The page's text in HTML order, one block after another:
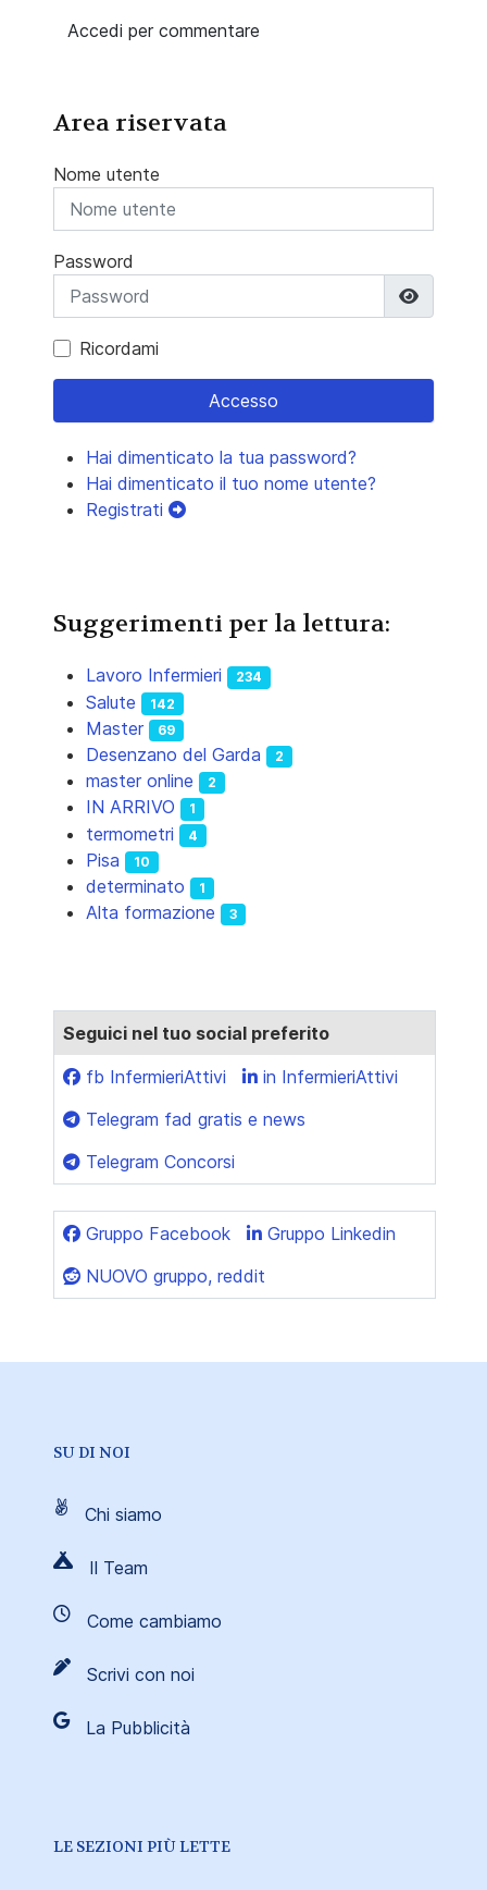
Accedi per commentare
Area riservata
Nome utente
Password
Ricordami
Accesso
Hai dimenticato la tua password?
Hai dimenticato il tuo nome utente?
Registrati
Suggerimenti per la lettura:
Lavoro Infermieri 234
Salute 142
Master 69
Desenzano del Garda 2
master online 2
IN ARRIVO 1
termometri 4
Pisa 10
determinato 1
Alta formazione 3
Seguici nel tuo social preferito
fb InfermieriAttivi
in InfermieriAttivi
Telegram fad gratis e news
Telegram Concorsi
Gruppo Facebook
Gruppo Linkedin
NUOVO gruppo, reddit
SU DI NOI
Chi siamo
Il Team
Come cambiamo
Scrivi con noi
La Pubblicità
LE SEZIONI PIÙ LETTE